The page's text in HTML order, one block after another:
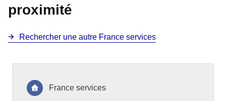
proximité
Rechercher une autre France services
France services